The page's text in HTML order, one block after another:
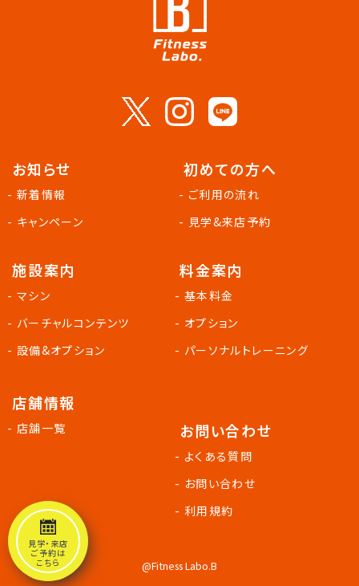
見学・来店
ご予約は
こちら
お知らせ
- 新着情報
- キャンペーン
初めての方へ
- ご利用の流れ
- 見学&来店予約
施設案内
- マシン
- バーチャルコンテンツ
- 設備&オプション
店舗情報
- 店舗一覧
料金案内
- 基本料金
- オプション
- パーソナルトレーニング
お問い合わせ
- よくある質問
- お問い合わせ
- 利用規約
@Fitness Labo.B